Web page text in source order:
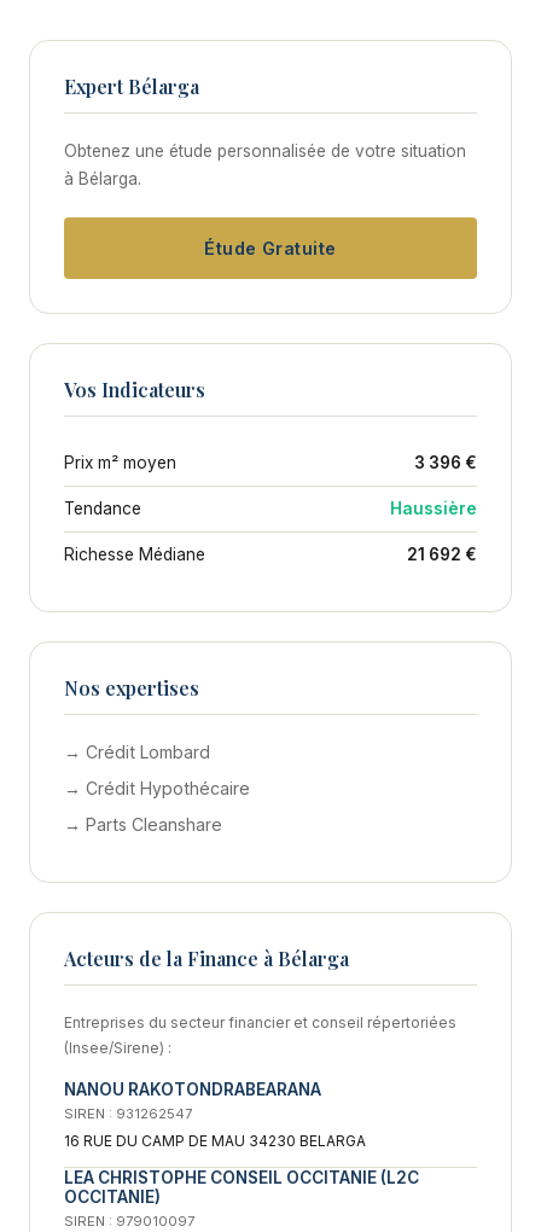
Expert Bélarga
Obtenez une étude personnalisée de votre situation
à Bélarga.
Étude Gratuite
Vos Indicateurs
Prix m² moyen 3 396 €
Tendance Haussière
Richesse Médiane 21 692 €
Nos expertises
→ Crédit Lombard
→ Crédit Hypothécaire
→ Parts Cleanshare
Acteurs de la Finance à Bélarga
Entreprises du secteur financier et conseil répertoriées
(Insee/Sirene) :
NANOU RAKOTONDRABEARANA
SIREN : 931262547
16 RUE DU CAMP DE MAU 34230 BELARGA
LEA CHRISTOPHE CONSEIL OCCITANIE (L2C
OCCITANIE)
SIREN : 979010097